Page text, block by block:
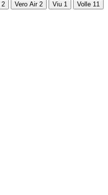
2 Vero Air 2 Viu 1 Volle 11